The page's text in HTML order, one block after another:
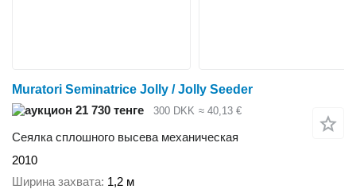
Muratori Seminatrice Jolly / Jolly Seeder
21 730 тенге
300 DKK ≈ 40,13 €
Сеялка сплошного высева механическая
2010
Ширина захвата 1,2 м